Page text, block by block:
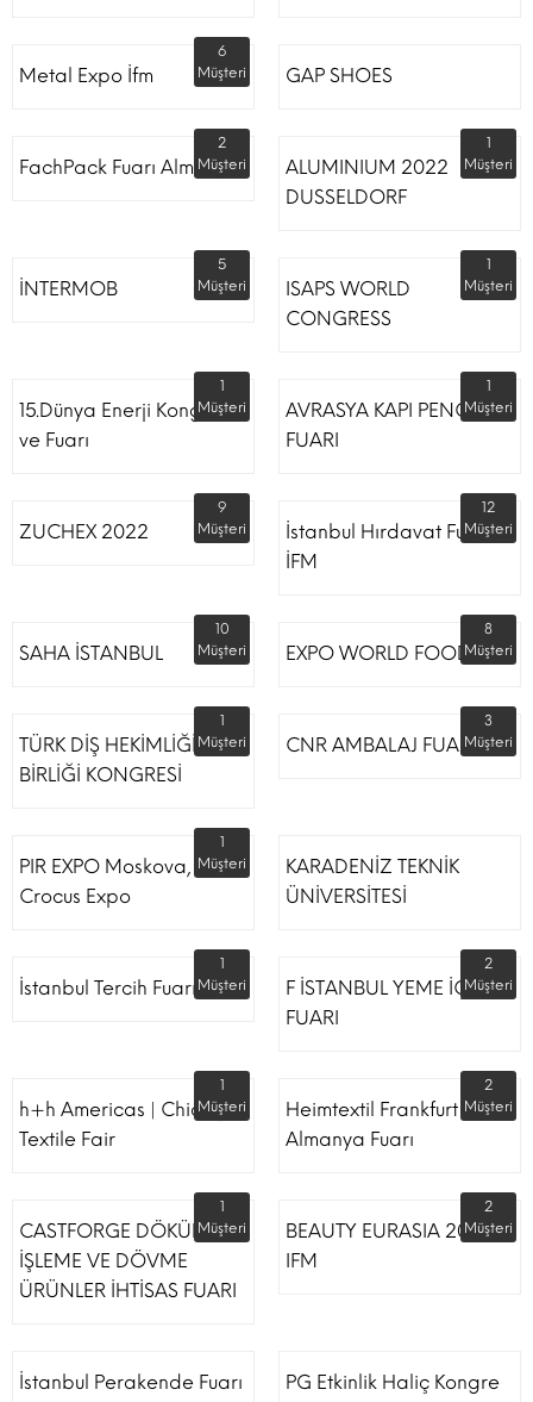
Metal Expo İfm
6
Müşteri
GAP SHOES
FachPack Fuarı Almanya
2
Müşteri
ALUMINIUM 2022
DUSSELDORF
1
Müşteri
İNTERMOB
5
Müşteri
ISAPS WORLD
CONGRESS
1
Müşteri
15.Dünya Enerji Kongresi
ve Fuarı
1
Müşteri
AVRASYA KAPI PENCERE
FUARI
1
Müşteri
ZUCHEX 2022
9
Müşteri
İstanbul Hırdavat Fuarı
İFM
12
Müşteri
SAHA İSTANBUL
10
Müşteri
EXPO WORLD FOOD
8
Müşteri
TÜRK DİŞ HEKİMLİĞİ
BİRLİĞİ KONGRESİ
1
Müşteri
CNR AMBALAJ FUARI
3
Müşteri
PIR EXPO Moskova,
Crocus Expo
1
Müşteri
KARADENİZ TEKNİK
ÜNİVERSİTESİ
İstanbul Tercih Fuarı
1
Müşteri
F İSTANBUL YEME İÇME
FUARI
2
Müşteri
h+h Americas | Chicago
Textile Fair
1
Müşteri
Heimtextil Frankfurt
Almanya Fuarı
2
Müşteri
CASTFORGE DÖKÜM,
İŞLEME VE DÖVME
ÜRÜNLER İHTİSAS FUARI
1
Müşteri
BEAUTY EURASIA 2022
IFM
2
Müşteri
İstanbul Perakende Fuarı
PG Etkinlik Haliç Kongre